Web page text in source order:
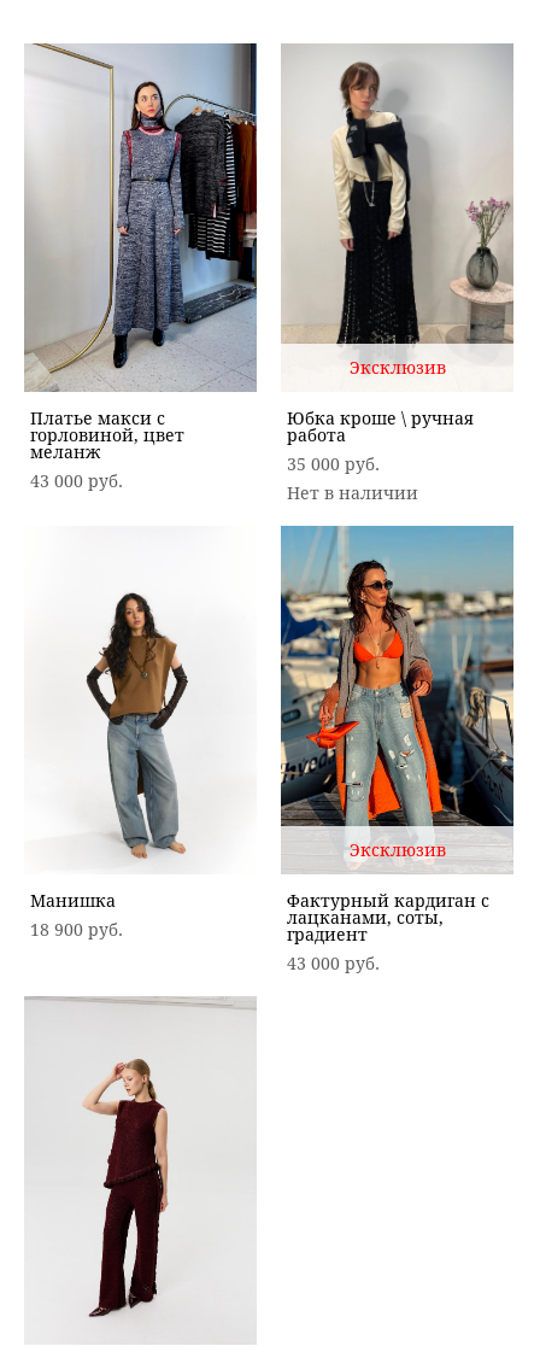
Платье макси с
горловиной, цвет
меланж
43 000 pуб.
Эксклюзив
Юбка кроше \ ручная
работа
35 000 pуб.
Нет в наличии
Манишка
18 900 pуб.
Эксклюзив
Фактурный кардиган с
лацканами, соты,
градиент
43 000 pуб.